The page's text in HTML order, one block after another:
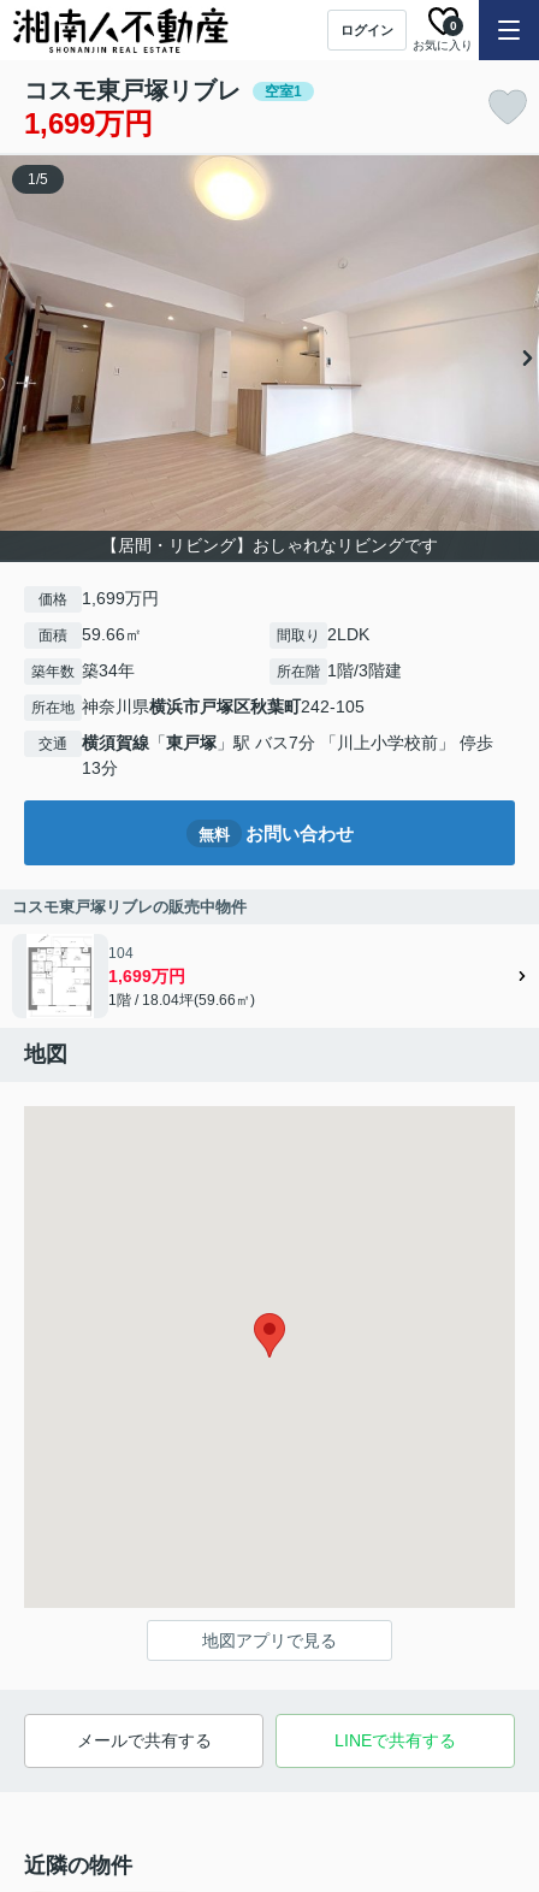
ログイン
お気に入り
0
コスモ東戸塚リブレ 空室1
1,699万円
【居間・リビング】おしゃれなリビングです
1/5
価格 1,699万円
面積 59.66㎡ 間取り 2LDK
築年数 築34年 所在階 1階/3階建
所在地 神奈川県横浜市戸塚区秋葉町242-105
交通 横須賀線 「東戸塚 」駅 バス7分 「川上小学校前」 停歩
13分
無料 お問い合わせ
コスモ東戸塚リブレの販売中物件
104
1,699万円
1階 / 18.04坪(59.66㎡)
地図
地図アプリで見る
メールで共有する LINEで共有する
近隣の物件